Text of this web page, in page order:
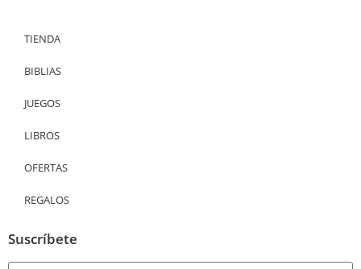
TIENDA
BIBLIAS
JUEGOS
LIBROS
OFERTAS
REGALOS
Suscríbete